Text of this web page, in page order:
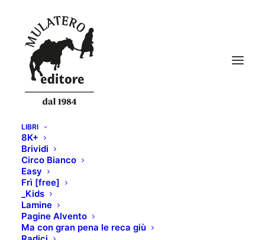
LIBRI
8K+
Brividi
Circo Bianco
Easy
Frì [free]
_Kids
Lamine
Pagine Alvento
Ma con gran pena le reca giù